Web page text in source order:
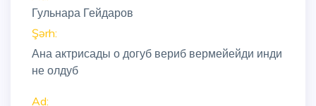
Гульнара Гейдаров
Şərh:
Ана актрисады о догуб вериб вермейейди инди
не олдуб
Ad: